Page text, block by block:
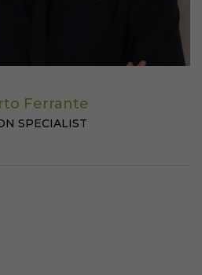
Ferrante
SPECIALIST